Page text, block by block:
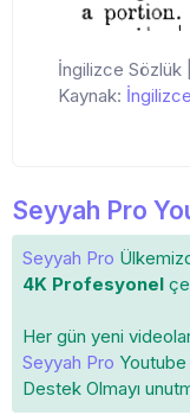
İngilizce Sözlük
Kaynak:
Seyyah Pro
Seyyah Pro
4K Profesyonel
Her gün yeni
Seyyah Pro Youtube
Destek Olmayı